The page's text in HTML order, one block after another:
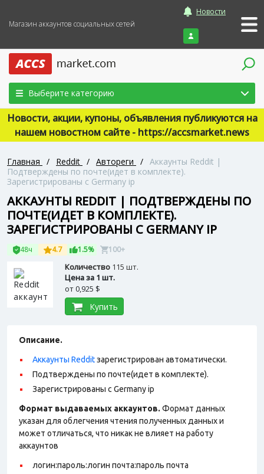
Магазин аккаунтов социальных сетей
Новости
Войти
Выберите категорию
Новости, акции, купоны, объявления публикуются на
нашем новостном сайте - https://accsmarket.news
Главная / Reddit / Автореги / Аккаунты Reddit |
Подтверждены по почте(идет в комплекте).
Зарегистрированы с Germany ip
АККАУНТЫ REDDIT | ПОДТВЕРЖДЕНЫ ПО
ПОЧТЕ(ИДЕТ В КОМПЛЕКТЕ).
ЗАРЕГИСТРИРОВАНЫ С GERMANY IP
48ч 4.7 1.5% 100+
Количество 115 шт.
Цена за 1 шт.
от0,925 $
Купить
Описание.
Аккаунты Redditзарегистрирован автоматически.
Подтверждены по почте(идет в комплекте).
Зарегистрированы с Germany ip
Формат выдаваемых аккаунтов. Формат данных
указан для облегчения чтения полученных данных и
может отличаться, что никак не влияет на работу
аккаунтов
логин:пароль:логин почта:пароль почта